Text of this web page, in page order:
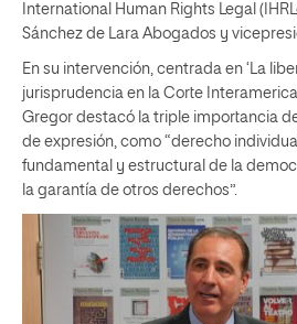
International Human Rights Legal
Sánchez de Lara Abogados y
En su intervención, centrada en ‘La
jurisprudencia en la Corte
Gregor destacó la triple importancia
de expresión, como “derecho
fundamental y estructural de la
la garantía de otros derechos”.